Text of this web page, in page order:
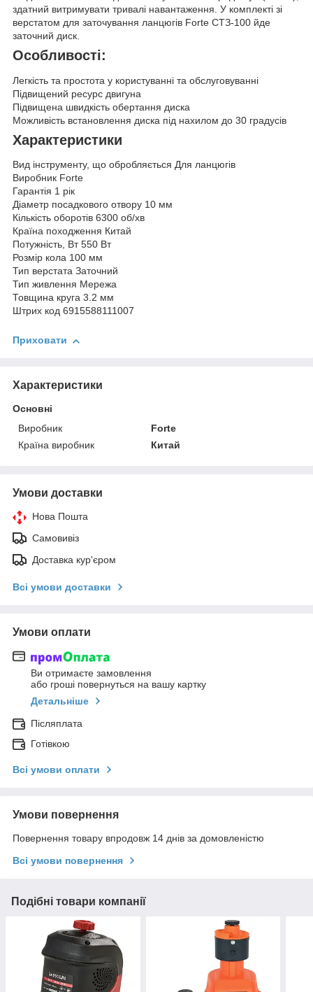
здатний витримувати тривалі навантаження. У комплекті зі
верстатом для заточування ланцюгів Forte СТЗ-100 йде
заточний диск.
Особливості:
Легкість та простота у користуванні та обслуговуванні
Підвищений ресурс двигуна
Підвищена швидкість обертання диска
Можливість встановлення диска під нахилом до 30 градусів
Характеристики
Вид інструменту, що обробляється Для ланцюгів
Виробник Forte
Гарантія 1 рік
Діаметр посадкового отвору 10 мм
Кількість оборотів 6300 об/хв
Країна походження Китай
Потужність, Вт 550 Вт
Розмір кола 100 мм
Тип верстата Заточний
Тип живлення Мережа
Товщина круга 3.2 мм
Штрих код 6915588111007
Приховати
Характеристики
Основні
Виробник
Forte
Країна виробник
Китай
Умови доставки
Нова Пошта
Самовивіз
Доставка кур'єром
Всі умови доставки
Умови оплати
Ви отримаєте замовлення
або гроші повернуться на вашу картку
Детальніше
Післяплата
Готівкою
Всі умови оплати
Умови повернення
Повернення товару впродовж 14 днів за домовленістю
Всі умови повернення
Подібні товари компанії